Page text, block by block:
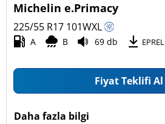
Michelin e.Primacy
225/55 R17 101WXL
A B 69 db EPREL
Fiyat Teklifi Al
Daha fazla bilgi